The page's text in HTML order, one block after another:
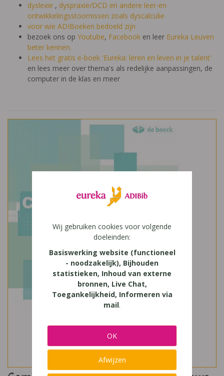
dyslexie , dyspraxie/DCD en andere leer-en
ontwikkelingsstoornissen zoals dyscalculie
voor wie ADIBoeken bedoeld zijn
bezoek ons op Youtube, Facebook en leer Eureka Leuven
beter kennen.
Lees het gratis e-boek 'Eureka: leren en leven in je talent'
en lees meer over thema's als redelijke aanpassingen, de
computer in de klas en meer
Wij gebruiken cookies voor volgende
doeleinden:
Basiswerking website (functioneel
- noodzakelijk), Bijhouden
statistieken, Inhoud van externe
bronnen, Live Chat,
Toegankelijkheid, Informeren via
mail.
OK
Afwijzen